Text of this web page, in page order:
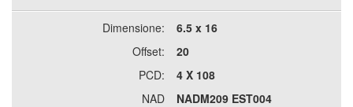
Dimensione:
6.5 x 16
Offset:
20
PCD:
4 X 108
NAD
NADM209 EST004